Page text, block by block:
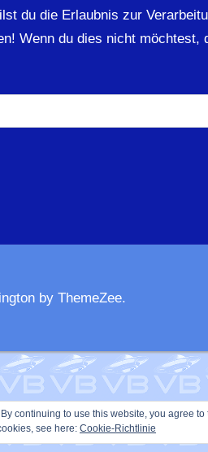
du die Erlaubnis zur
Wenn du dies nicht möchtest,
by ThemeZee.
continuing to use this website, you agree to
see here: Cookie-Richtlinie